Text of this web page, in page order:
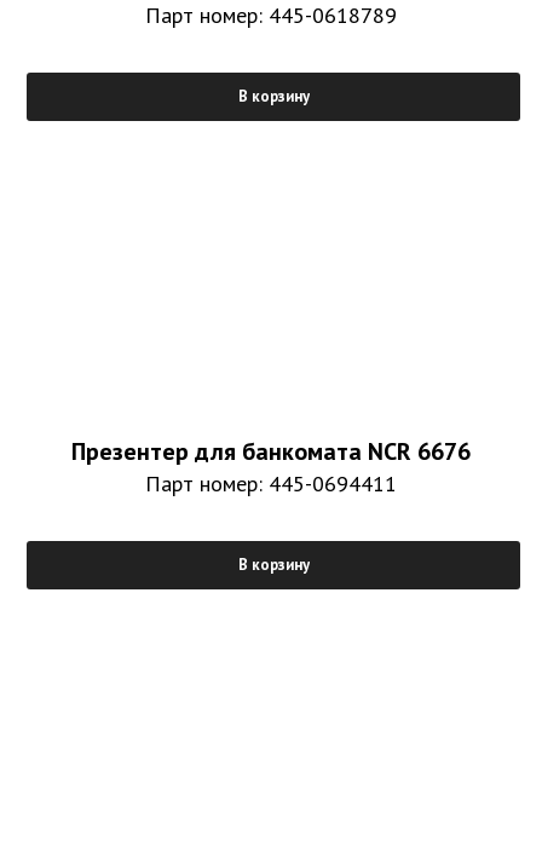
Парт номер: 445-0618789
В корзину
Презентер для банкомата NCR 6676
Парт номер: 445-0694411
В корзину